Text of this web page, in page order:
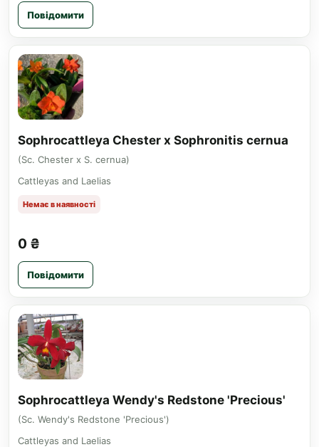
Повідомити
Sophrocattleya Chester x Sophronitis cernua
(Sc. Chester x S. cernua)
Cattleyas and Laelias
Немає в наявності
0 ₴
Повідомити
Sophrocattleya Wendy's Redstone 'Precious'
(Sc. Wendy's Redstone 'Precious')
Cattleyas and Laelias